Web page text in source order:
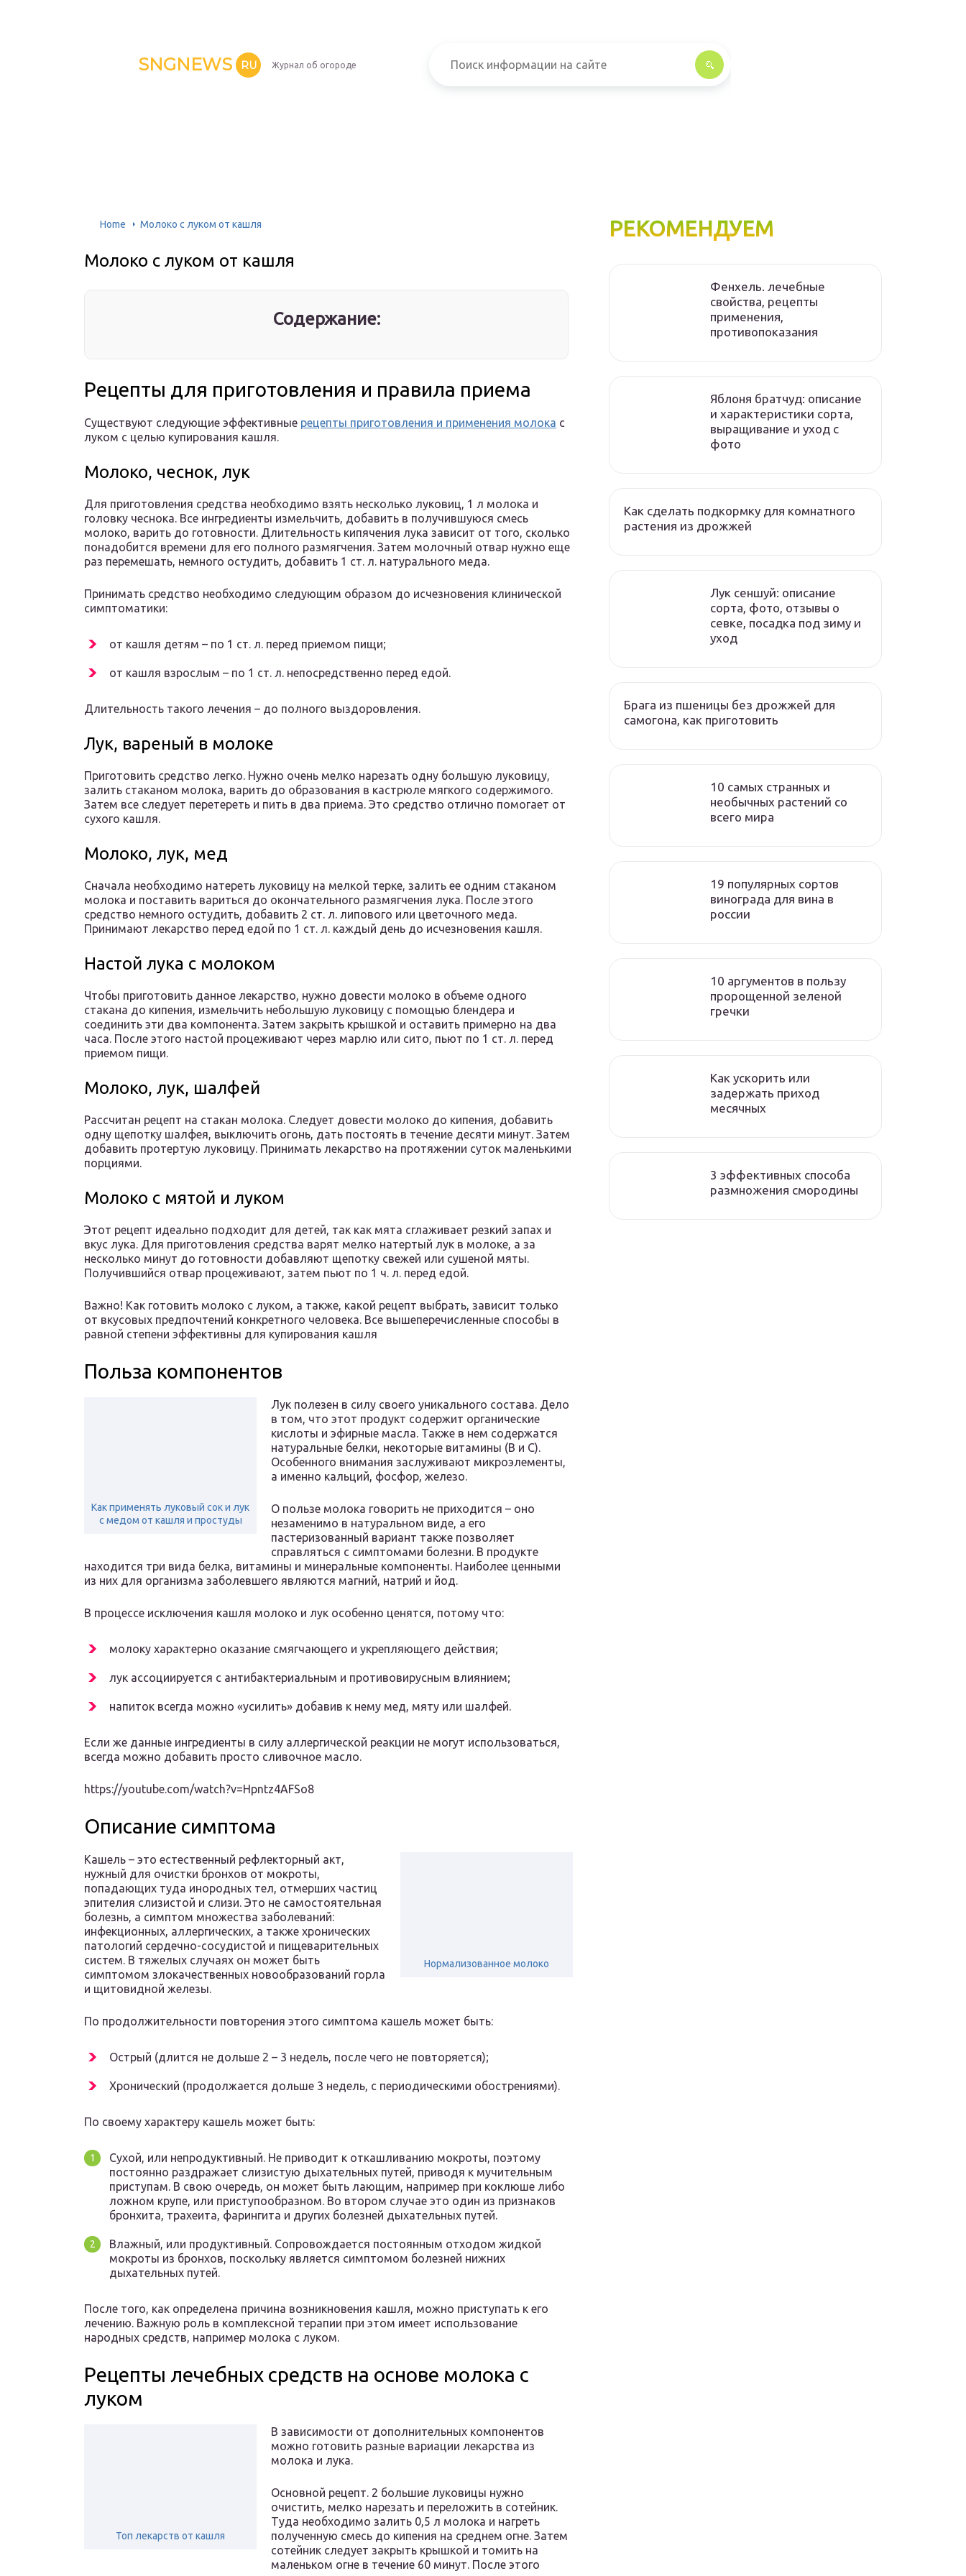
SNGNEWS RU Журнал об огороде
Home Молоко с луком от кашля
Молоко с луком от кашля
Содержание:
Рецепты для приготовления и правила приема
Существуют следующие эффективные рецепты приготовления и применения молока с
луком с целью купирования кашля.
Молоко, чеснок, лук
Для приготовления средства необходимо взять несколько луковиц, 1 л молока и
головку чеснока. Все ингредиенты измельчить, добавить в получившуюся смесь
молоко, варить до готовности. Длительность кипячения лука зависит от того, сколько
понадобится времени для его полного размягчения. Затем молочный отвар нужно еще
раз перемешать, немного остудить, добавить 1 ст. л. натурального меда.
Принимать средство необходимо следующим образом до исчезновения клинической
симптоматики:
от кашля детям – по 1 ст. л. перед приемом пищи;
от кашля взрослым – по 1 ст. л. непосредственно перед едой.
Длительность такого лечения – до полного выздоровления.
Лук, вареный в молоке
Приготовить средство легко. Нужно очень мелко нарезать одну большую луковицу,
залить стаканом молока, варить до образования в кастрюле мягкого содержимого.
Затем все следует перетереть и пить в два приема. Это средство отлично помогает от
сухого кашля.
Молоко, лук, мед
Сначала необходимо натереть луковицу на мелкой терке, залить ее одним стаканом
молока и поставить вариться до окончательного размягчения лука. После этого
средство немного остудить, добавить 2 ст. л. липового или цветочного меда.
Принимают лекарство перед едой по 1 ст. л. каждый день до исчезновения кашля.
Настой лука с молоком
Чтобы приготовить данное лекарство, нужно довести молоко в объеме одного
стакана до кипения, измельчить небольшую луковицу с помощью блендера и
соединить эти два компонента. Затем закрыть крышкой и оставить примерно на два
часа. После этого настой процеживают через марлю или сито, пьют по 1 ст. л. перед
приемом пищи.
Молоко, лук, шалфей
Рассчитан рецепт на стакан молока. Следует довести молоко до кипения, добавить
одну щепотку шалфея, выключить огонь, дать постоять в течение десяти минут. Затем
добавить протертую луковицу. Принимать лекарство на протяжении суток маленькими
порциями.
Молоко с мятой и луком
Этот рецепт идеально подходит для детей, так как мята сглаживает резкий запах и
вкус лука. Для приготовления средства варят мелко натертый лук в молоке, а за
несколько минут до готовности добавляют щепотку свежей или сушеной мяты.
Получившийся отвар процеживают, затем пьют по 1 ч. л. перед едой.
Важно! Как готовить молоко с луком, а также, какой рецепт выбрать, зависит только
от вкусовых предпочтений конкретного человека. Все вышеперечисленные способы в
равной степени эффективны для купирования кашля
Польза компонентов
Как применять луковый сок и лук
с медом от кашля и простуды
Лук полезен в силу своего уникального состава. Дело
в том, что этот продукт содержит органические
кислоты и эфирные масла. Также в нем содержатся
натуральные белки, некоторые витамины (В и С).
Особенного внимания заслуживают микроэлементы,
а именно кальций, фосфор, железо.
О пользе молока говорить не приходится – оно
незаменимо в натуральном виде, а его
пастеризованный вариант также позволяет
справляться с симптомами болезни. В продукте
находится три вида белка, витамины и минеральные компоненты. Наиболее ценными
из них для организма заболевшего являются магний, натрий и йод.
В процессе исключения кашля молоко и лук особенно ценятся, потому что:
молоку характерно оказание смягчающего и укрепляющего действия;
лук ассоциируется с антибактериальным и противовирусным влиянием;
напиток всегда можно «усилить» добавив к нему мед, мяту или шалфей.
Если же данные ингредиенты в силу аллергической реакции не могут использоваться,
всегда можно добавить просто сливочное масло.
https://youtube.com/watch?v=Hpntz4AFSo8
Описание симптома
Нормализованное молоко
Кашель – это естественный рефлекторный акт,
нужный для очистки бронхов от мокроты,
попадающих туда инородных тел, отмерших частиц
эпителия слизистой и слизи. Это не самостоятельная
болезнь, а симптом множества заболеваний:
инфекционных, аллергических, а также хронических
патологий сердечно-сосудистой и пищеварительных
систем. В тяжелых случаях он может быть
симптомом злокачественных новообразований горла
и щитовидной железы.
По продолжительности повторения этого симптома кашель может быть:
Острый (длится не дольше 2 – 3 недель, после чего не повторяется);
Хронический (продолжается дольше 3 недель, с периодическими обострениями).
По своему характеру кашель может быть:
Сухой, или непродуктивный. Не приводит к откашливанию мокроты, поэтому
постоянно раздражает слизистую дыхательных путей, приводя к мучительным
приступам. В свою очередь, он может быть лающим, например при коклюше либо
ложном крупе, или приступообразном. Во втором случае это один из признаков
бронхита, трахеита, фарингита и других болезней дыхательных путей.
Влажный, или продуктивный. Сопровождается постоянным отходом жидкой
мокроты из бронхов, поскольку является симптомом болезней нижних
дыхательных путей.
После того, как определена причина возникновения кашля, можно приступать к его
лечению. Важную роль в комплексной терапии при этом имеет использование
народных средств, например молока с луком.
Рецепты лечебных средств на основе молока с
луком
Топ лекарств от кашля
В зависимости от дополнительных компонентов
можно готовить разные вариации лекарства из
молока и лука.
Основной рецепт. 2 большие луковицы нужно
очистить, мелко нарезать и переложить в сотейник.
Туда необходимо залить 0,5 л молока и нагреть
полученную смесь до кипения на среднем огне. Затем
сотейник следует закрыть крышкой и томить на
маленьком огне в течение 60 минут. После этого
РЕКОМЕНДУЕМ
Фенхель. лечебные
свойства, рецепты
применения,
противопоказания
Яблоня братчуд: описание
и характеристики сорта,
выращивание и уход с
фото
Как сделать подкормку для комнатного
растения из дрожжей
Лук сеншуй: описание
сорта, фото, отзывы о
севке, посадка под зиму и
уход
Брага из пшеницы без дрожжей для
самогона, как приготовить
10 самых странных и
необычных растений со
всего мира
19 популярных сортов
винограда для вина в
россии
10 аргументов в пользу
пророщенной зеленой
гречки
Как ускорить или
задержать приход
месячных
3 эффективных способа
размножения смородины